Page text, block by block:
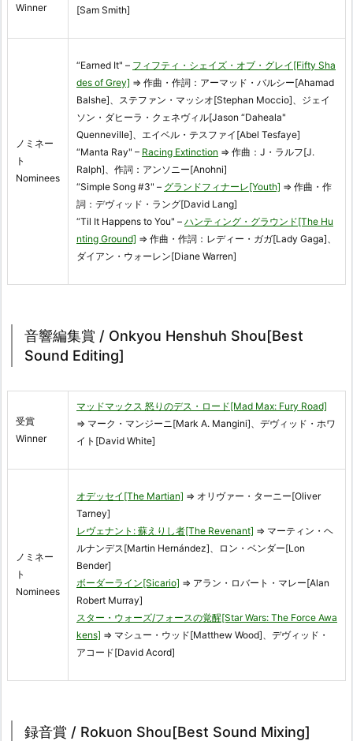
Winner
[Sam Smith]
ノミネー
ト
Nominees
“Earned It" – フィフティ・シェイズ・オブ・グレイ[Fifty Sha
des of Grey] ⇒ 作曲・作詞：アーマッド・バルシー[Ahamad
Balshe]、ステファン・マッシオ[Stephan Moccio]、ジェイ
ソン・ダヒーラ・クェネヴィル[Jason “Daheala"
Quenneville]、エイベル・テスファイ[Abel Tesfaye]
“Manta Ray" – Racing Extinction ⇒ 作曲：J・ラルフ[J.
Ralph]、作詞：アンソニー[Anohni]
“Simple Song #3" – グランドフィナーレ[Youth] ⇒ 作曲・作
詞：デヴィッド・ラング[David Lang]
“Til It Happens to You" – ハンティング・グラウンド[The Hu
nting Ground] ⇒ 作曲・作詞：レディー・ガガ[Lady Gaga]、
ダイアン・ウォーレン[Diane Warren]
音響編集賞 / Onkyou Henshuh Shou[Best
Sound Editing]
受賞
Winner
マッドマックス 怒りのデス・ロード[Mad Max: Fury Road]
⇒ マーク・マンジーニ[Mark A. Mangini]、デヴィッド・ホワ
イト[David White]
ノミネー
ト
Nominees
オデッセイ[The Martian] ⇒ オリヴァー・ターニー[Oliver
Tarney]
レヴェナント: 蘇えりし者[The Revenant] ⇒ マーティン・ヘ
ルナンデス[Martin Hernández]、ロン・ベンダー[Lon
Bender]
ボーダーライン[Sicario] ⇒ アラン・ロバート・マレー[Alan
Robert Murray]
スター・ウォーズ/フォースの覚醒[Star Wars: The Force Awa
kens] ⇒ マシュー・ウッド[Matthew Wood]、デヴィッド・
アコード[David Acord]
録音賞 / Rokuon Shou[Best Sound Mixing]